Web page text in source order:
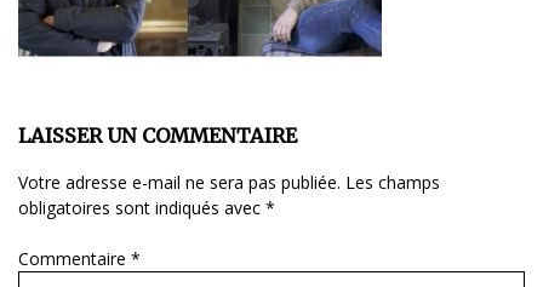
LAISSER UN COMMENTAIRE
Votre adresse e-mail ne sera pas publiée. Les champs
obligatoires sont indiqués avec *
Commentaire *